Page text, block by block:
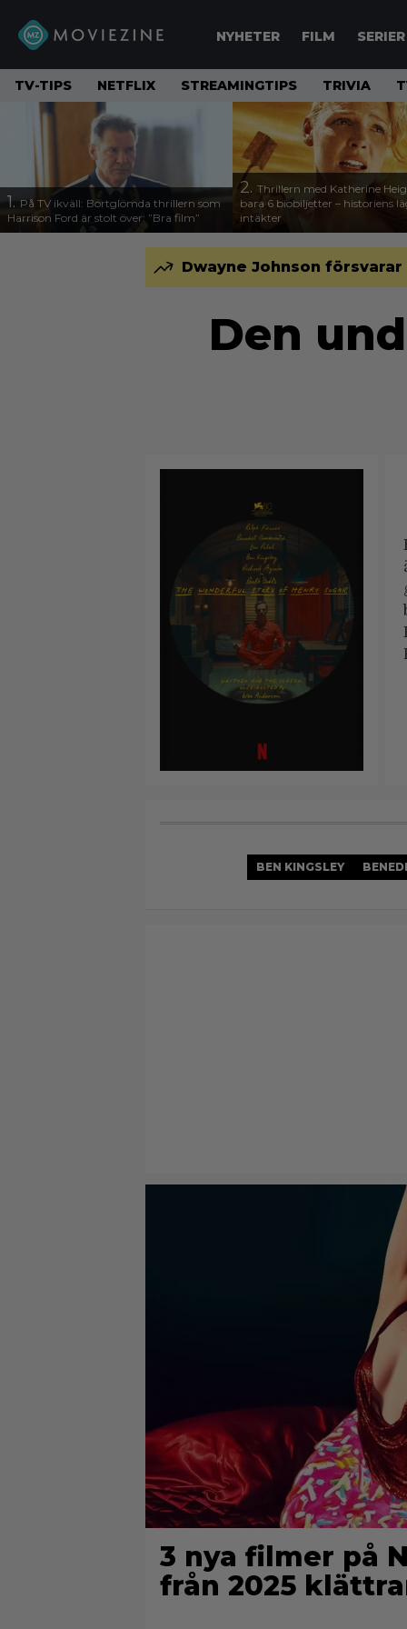
NYHETER FILM SERIER
TV-TIPS NETFLIX STREAMINGTIPS TRIVIA
1. På TV ikväll: Bortglömda thrillern som
Harrison Ford är stolt över: ”Bra film”
2. Thrillern med Katherine
bara 6 biobiljetter – historiens
intäkter
Dwayne Johnson
Den
BEN KINGSLEY
3 nya filmer på
från 2025